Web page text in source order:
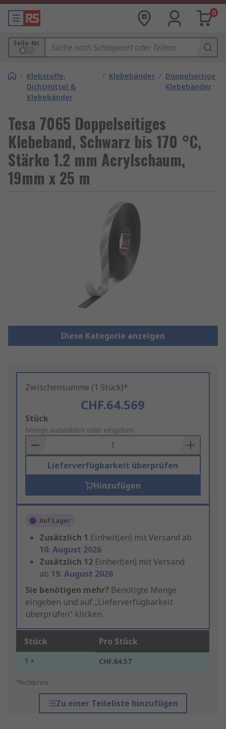
0
Teile-Nr.
/ Klebstoffe,
Dichtmittel &
Klebebänder
/ Klebebänder / Doppelseitige
Klebebänder
Tesa 7065 Doppelseitiges
Klebeband, Schwarz bis 170 °C,
Stärke 1.2 mm Acrylschaum,
19mm x 25 m
Diese Kategorie anzeigen
Zwischensumme (1 Stück)*
CHF.64.569
Add
to
Basket
Stück
Menge auswählen oder eingeben
Lieferverfügbarkeit überprüfen
Hinzufügen
Auf Lager
Zusätzlich 1 Einheit(en) mit Versand ab
10. August 2026
Zusätzlich 12 Einheit(en) mit Versand
ab 19. August 2026
Sie benötigen mehr? Benötigte Menge
eingeben und auf „Lieferverfügbarkeit
überprüfen“ klicken.
Stück Pro Stück
1 + CHF.64.57
*Richtpreis
Zu einer Teileliste hinzufügen